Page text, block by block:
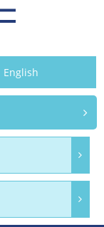
English